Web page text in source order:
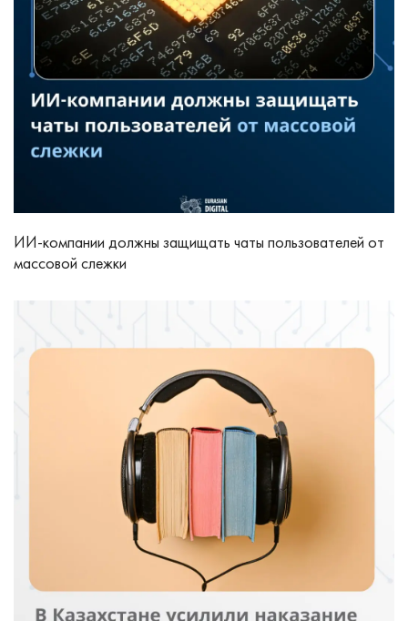
ИИ-компании должны защищать чаты пользователей от
массовой слежки